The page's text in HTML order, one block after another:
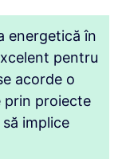
energetică în
pentru
acorde o
prin proiecte
implice